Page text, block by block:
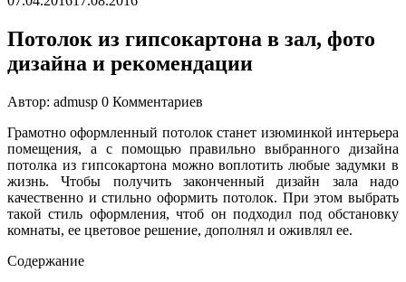
Потолок из гипсокартона в зал, фото
дизайна и рекомендации
Автор: admusp 0 Комментариев
Грамотно оформленный потолок станет изюминкой интерьера
помещения, а с помощью правильно выбранного дизайна
потолка из гипсокартона можно воплотить любые задумки в
жизнь. Чтобы получить законченный дизайн зала надо
качественно и стильно оформить потолок. При этом выбрать
такой стиль оформления, чтоб он подходил под обстановку
комнаты, ее цветовое решение, дополнял и оживлял ее.
Содержание